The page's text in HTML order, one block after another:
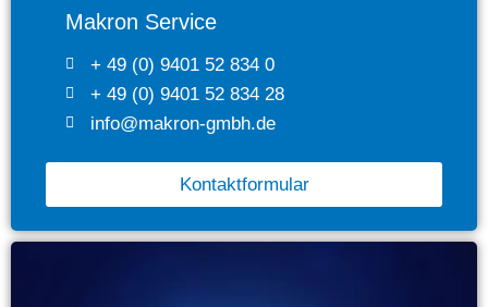
Makron Service
+ 49 (0) 9401 52 834 0
+ 49 (0) 9401 52 834 28
info@makron-gmbh.de
Kontaktformular